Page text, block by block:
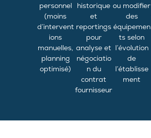
personnel
(moins
d’intervent
ions
manuelles,
planning
optimisé)
historique
et
reportings
pour
analyse et
négociatio
n du
contrat
fournisseur
ou modifier
des
équipemen
ts selon
l’évolution
de
l’établisse
ment